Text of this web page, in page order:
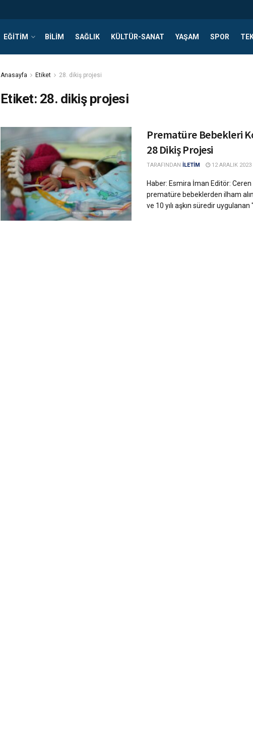
EĞITIM BILIM SAĞLIK KÜLTÜR-SANAT YAŞAM SPOR
Anasayfa Etiket 28. dikiş projesi
Etiket: 28. dikiş projesi
Prematüre Bebekleri
28 Dikiş Projesi
TARAFINDAN İLETİM 12 ARALIK 2023
Haber: Esmira İman Editör:
prematüre bebeklerden ilham
ve 10 yılı aşkın süredir uygulanan